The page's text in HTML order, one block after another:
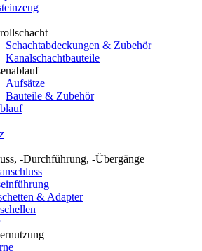
Schachtabdeckungen & Zubehör
Kanalschachtbauteile
Aufsätze
Bauteile & Zubehör
-Durchführung, -Übergänge
& Adapter